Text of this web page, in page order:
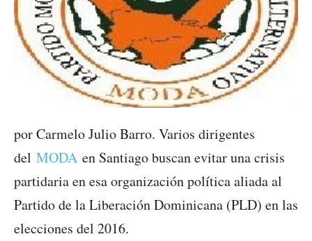
por Carmelo Julio Barro. Varios dirigentes
del MODA en Santiago buscan evitar una crisis
partidaria en esa organización política aliada al
Partido de la Liberación Dominicana (PLD) en las
elecciones del 2016.